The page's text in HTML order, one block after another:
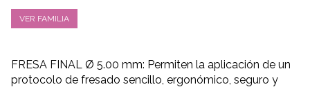
VER FAMILIA
FRESA FINAL Ø 5.00 mm: Permiten la aplicación de un
protocolo de fresado sencillo, ergonómico, seguro y